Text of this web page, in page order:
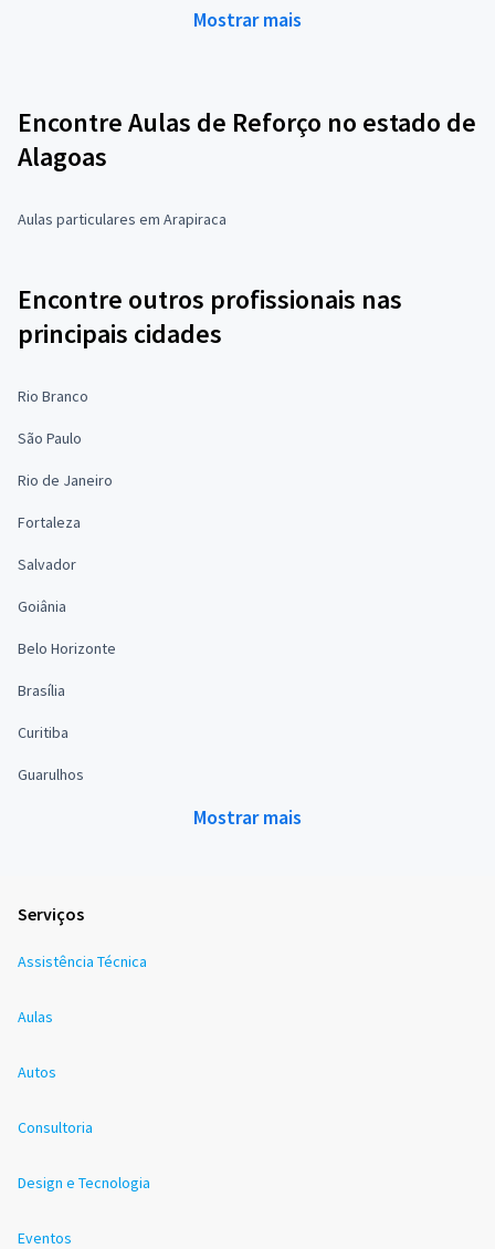
Mostrar mais
Encontre Aulas de Reforço no estado de
Alagoas
Aulas particulares em Arapiraca
Encontre outros profissionais nas
principais cidades
Rio Branco
São Paulo
Rio de Janeiro
Fortaleza
Salvador
Goiânia
Belo Horizonte
Brasília
Curitiba
Guarulhos
Mostrar mais
Serviços
Assistência Técnica
Aulas
Autos
Consultoria
Design e Tecnologia
Eventos